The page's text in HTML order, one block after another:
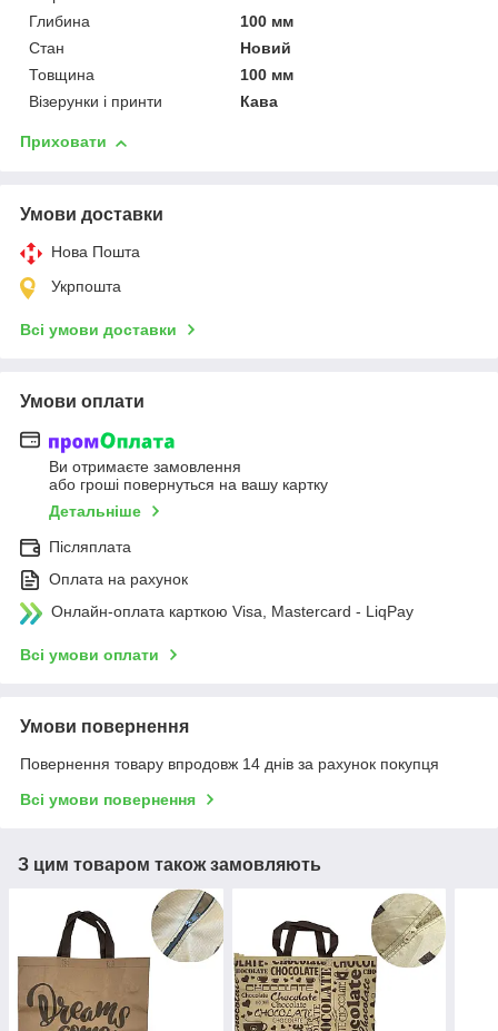
Глибина
100 мм
Стан
Новий
Товщина
100 мм
Візерунки і принти
Кава
Приховати
Умови доставки
Нова Пошта
Укрпошта
Всі умови доставки
Умови оплати
Ви отримаєте замовлення
або гроші повернуться на вашу картку
Детальніше
Післяплата
Оплата на рахунок
Онлайн-оплата карткою Visa, Mastercard - LiqPay
Всі умови оплати
Умови повернення
Повернення товару впродовж 14 днів за рахунок покупця
Всі умови повернення
З цим товаром також замовляють